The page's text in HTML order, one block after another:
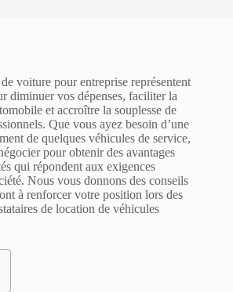
voiture pour entreprise représentent
diminuer vos dépenses, faciliter la
et accroître la souplesse de
Que vous ayez besoin d’une
de quelques véhicules de service,
pour obtenir des avantages
qui répondent aux exigences
Nous vous donnons des conseils
à renforcer votre position lors des
de location de véhicules